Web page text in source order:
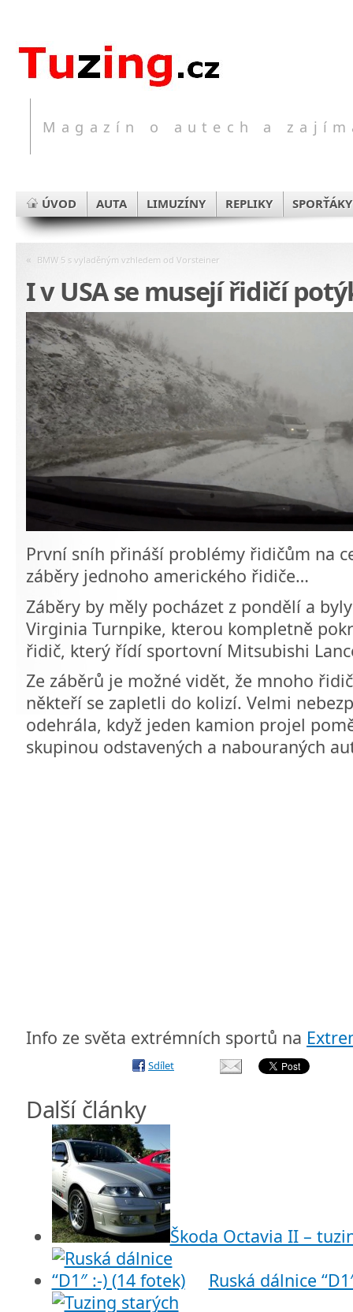
Magazín o autech a
ÚVOD AUTA LIMUZÍNY REPLIKY SPORŤÁKY
« BMW 5 s vyladěným vzhledem od Vorsteiner
I v USA se musejí řidičí
První sníh přináší problémy řidičům na
záběry jednoho amerického řidiče…
Záběry by měly pocházet z pondělí a
Virginia Turnpike, kterou kompletně
řidič, který řídí sportovní Mitsubishi
Ze záběrů je možné vidět, že mnoho
někteří se zapletli do kolizí. Velmi
odehrála, když jeden kamion projel
skupinou odstavených a nabouraných
Info ze světa extrémních sportů na
Sdílet
Další články
Škoda Octavia II –
Ruská dálnice